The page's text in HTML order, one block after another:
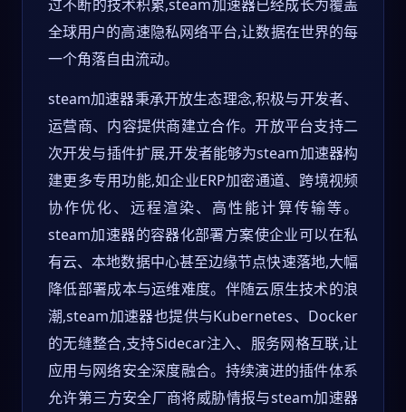
过不断的技术积累,steam加速器已经成长为覆盖
全球用户的高速隐私网络平台,让数据在世界的每
一个角落自由流动。
steam加速器秉承开放生态理念,积极与开发者、
运营商、内容提供商建立合作。开放平台支持二
次开发与插件扩展,开发者能够为steam加速器构
建更多专用功能,如企业ERP加密通道、跨境视频
协作优化、远程渲染、高性能计算传输等。
steam加速器的容器化部署方案使企业可以在私
有云、本地数据中心甚至边缘节点快速落地,大幅
降低部署成本与运维难度。伴随云原生技术的浪
潮,steam加速器也提供与Kubernetes、Docker
的无缝整合,支持Sidecar注入、服务网格互联,让
应用与网络安全深度融合。持续演进的插件体系
允许第三方安全厂商将威胁情报与steam加速器